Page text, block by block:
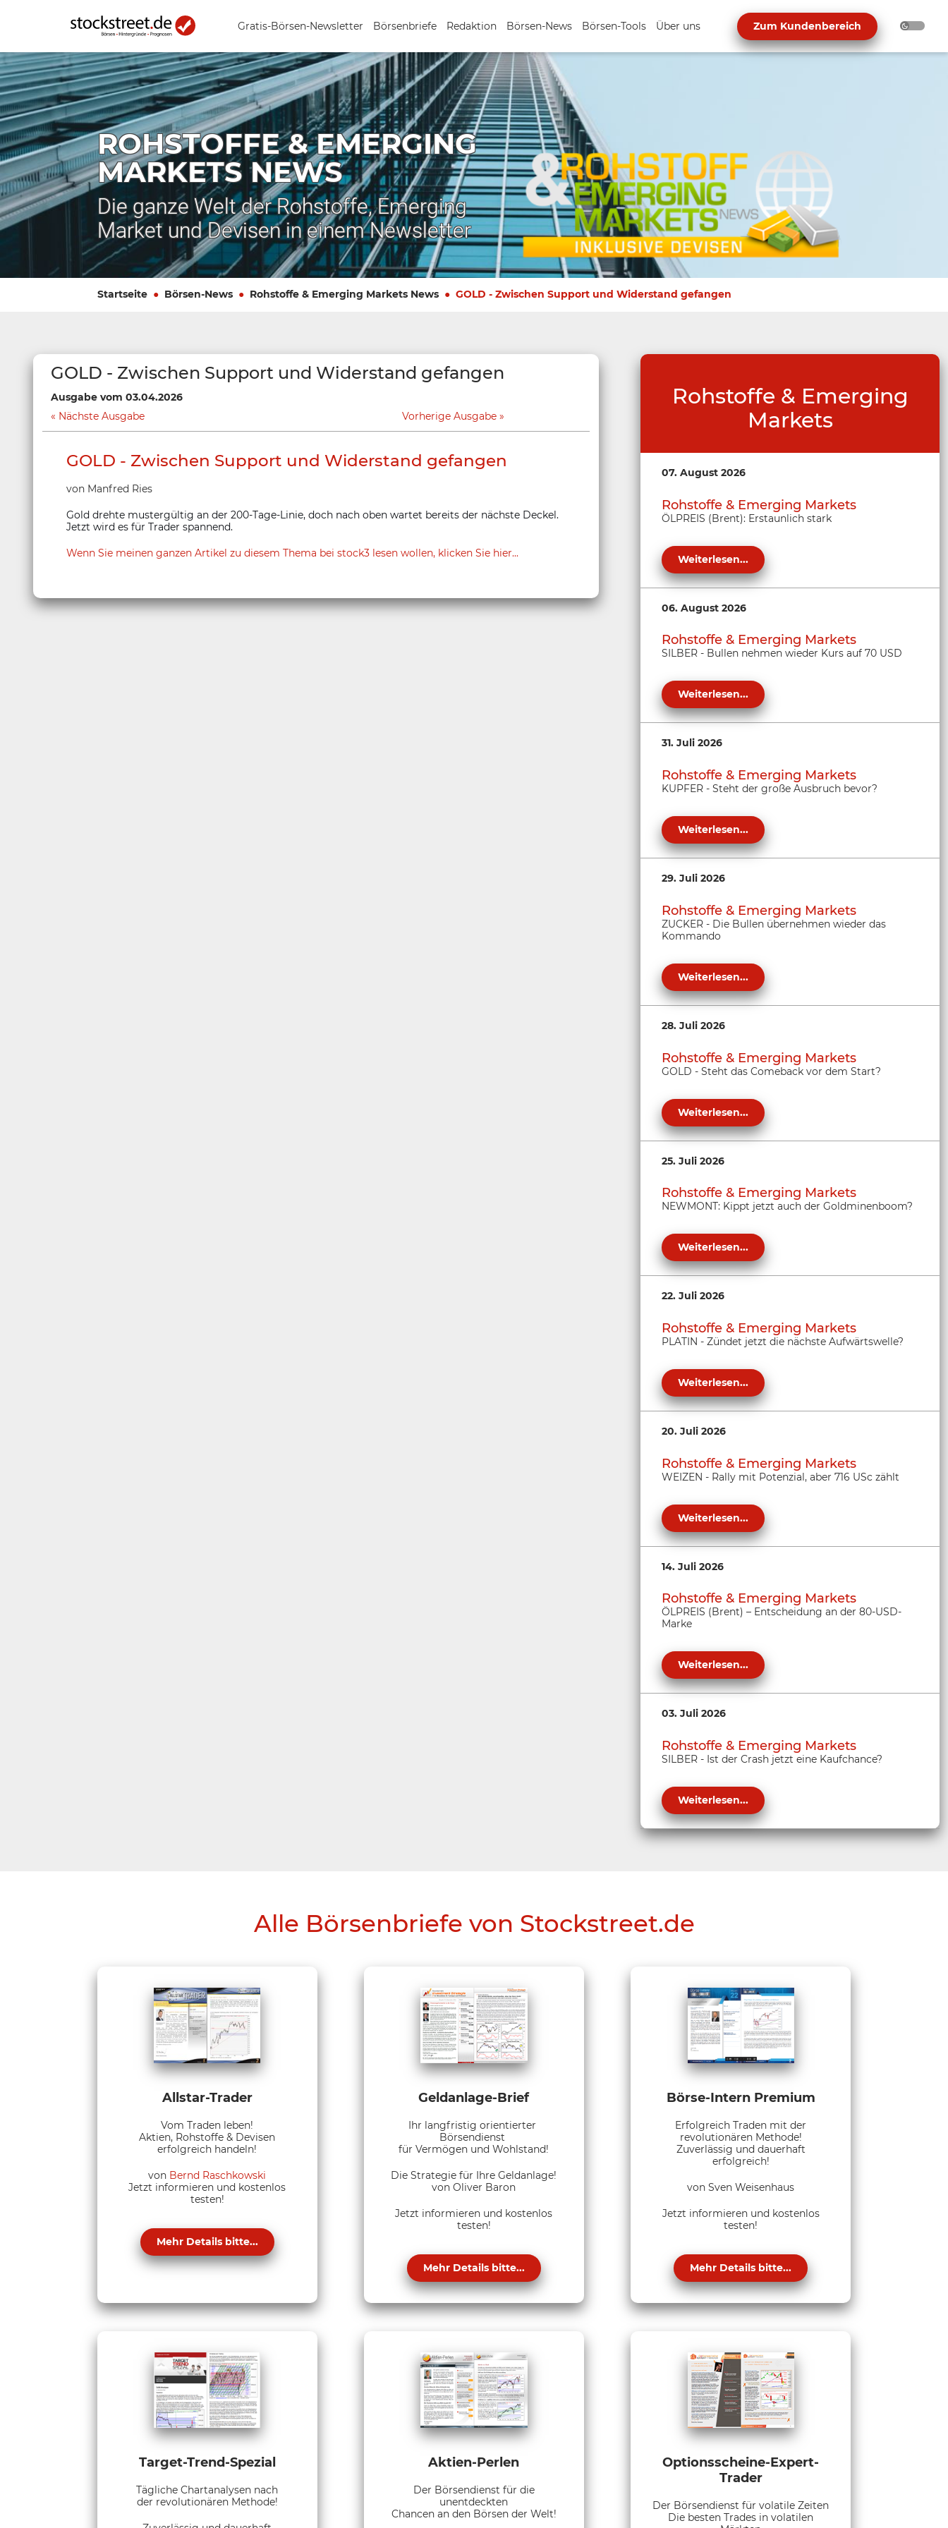
Gratis-Börsen-Newsletter Börsenbriefe Redaktion Börsen-News Börsen-Tools Über uns Zum Kundenbereich
ROHSTOFFE & EMERGING
MARKETS NEWS
Die ganze Welt der Rohstoffe, Emerging
Market und Devisen in einem Newsletter
Startseite Börsen-News Rohstoffe & Emerging Markets News GOLD - Zwischen Support und Widerstand gefangen
GOLD - Zwischen Support und Widerstand gefangen
Ausgabe vom 03.04.2026
Nächste Ausgabe
Vorherige Ausgabe
GOLD - Zwischen Support und Widerstand gefangen
von Manfred Ries
Gold drehte mustergültig an der 200-Tage-Linie, doch nach oben wartet bereits der nächste Deckel.
Jetzt wird es für Trader spannend.
Wenn Sie meinen ganzen Artikel zu diesem Thema bei stock3 lesen wollen, klicken Sie hier...
Rohstoffe & Emerging
Markets
07. August 2026
Rohstoffe & Emerging Markets
ÖLPREIS (Brent): Erstaunlich stark
Weiterlesen...
06. August 2026
Rohstoffe & Emerging Markets
SILBER - Bullen nehmen wieder Kurs auf 70 USD
Weiterlesen...
31. Juli 2026
Rohstoffe & Emerging Markets
KUPFER - Steht der große Ausbruch bevor?
Weiterlesen...
29. Juli 2026
Rohstoffe & Emerging Markets
ZUCKER - Die Bullen übernehmen wieder das
Kommando
Weiterlesen...
28. Juli 2026
Rohstoffe & Emerging Markets
GOLD - Steht das Comeback vor dem Start?
Weiterlesen...
25. Juli 2026
Rohstoffe & Emerging Markets
NEWMONT: Kippt jetzt auch der Goldminenboom?
Weiterlesen...
22. Juli 2026
Rohstoffe & Emerging Markets
PLATIN - Zündet jetzt die nächste Aufwärtswelle?
Weiterlesen...
20. Juli 2026
Rohstoffe & Emerging Markets
WEIZEN - Rally mit Potenzial, aber 716 USc zählt
Weiterlesen...
14. Juli 2026
Rohstoffe & Emerging Markets
ÖLPREIS (Brent) – Entscheidung an der 80-USD-
Marke
Weiterlesen...
03. Juli 2026
Rohstoffe & Emerging Markets
SILBER - Ist der Crash jetzt eine Kaufchance?
Weiterlesen...
Alle Börsenbriefe von Stockstreet.de
Allstar-Trader
Vom Traden leben!
Aktien, Rohstoffe & Devisen
erfolgreich handeln!
von Bernd Raschkowski
Jetzt informieren und kostenlos
testen!
Mehr Details bitte...
Geldanlage-Brief
Ihr langfristig orientierter
Börsendienst
für Vermögen und Wohlstand!
Die Strategie für Ihre Geldanlage!
von Oliver Baron
Jetzt informieren und kostenlos
testen!
Mehr Details bitte...
Börse-Intern Premium
Erfolgreich Traden mit der
revolutionären Methode!
Zuverlässig und dauerhaft
erfolgreich!
von Sven Weisenhaus
Jetzt informieren und kostenlos
testen!
Mehr Details bitte...
Target-Trend-Spezial
Tägliche Chartanalysen nach
der revolutionären Methode!
Aktien-Perlen
Der Börsendienst für die
unentdeckten
Chancen an den Börsen der Welt!
Optionsscheine-Expert-
Trader
Der Börsendienst für volatile Zeiten
Die besten Trades in volatilen